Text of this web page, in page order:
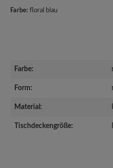
Farbe: floral blau
Farbe:
Form:
Material:
Tischdeckengröße: